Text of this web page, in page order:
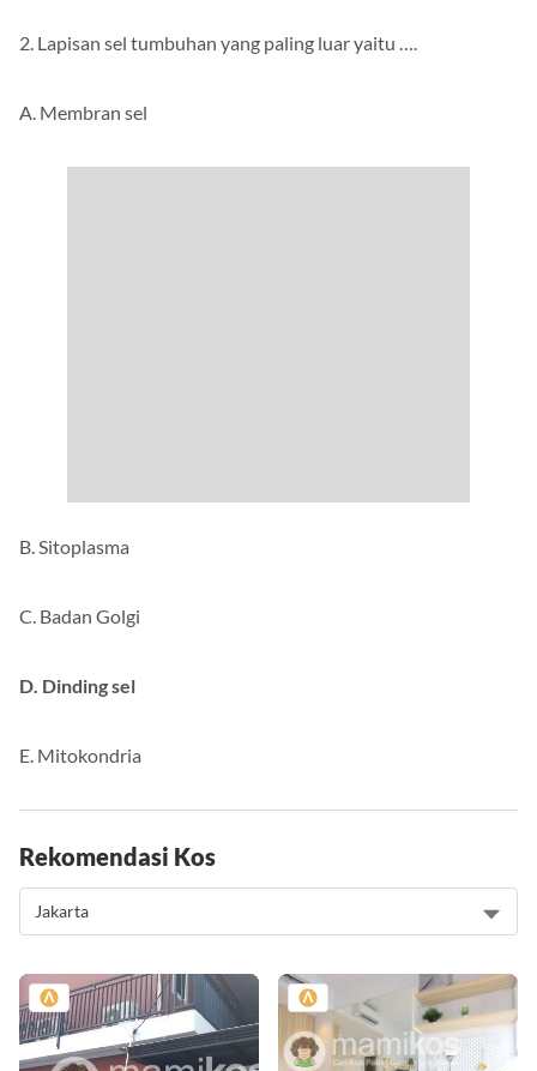
2. Lapisan sel tumbuhan yang paling luar yaitu ….
A. Membran sel
B. Sitoplasma
C. Badan Golgi
D. Dinding sel
E. Mitokondria
Rekomendasi Kos